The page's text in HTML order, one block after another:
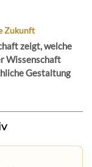
Zukunft
zeigt, welche
Wissenschaft
Gestaltung